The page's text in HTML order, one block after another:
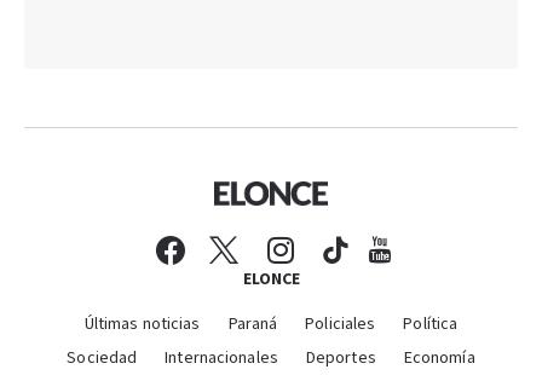
ELONCE
Últimas noticias Paraná Policiales
Política
Sociedad
Internacionales Deportes Economía